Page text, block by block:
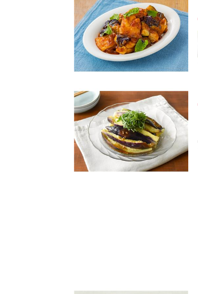
後、そのメールを転送し